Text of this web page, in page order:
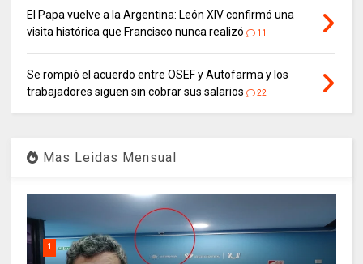
El Papa vuelve a la Argentina: León XIV confirmó una
visita histórica que Francisco nunca realizó
11
Se rompió el acuerdo entre OSEF y Autofarma y los
trabajadores siguen sin cobrar sus salarios
22
Mas Leidas Mensual
1